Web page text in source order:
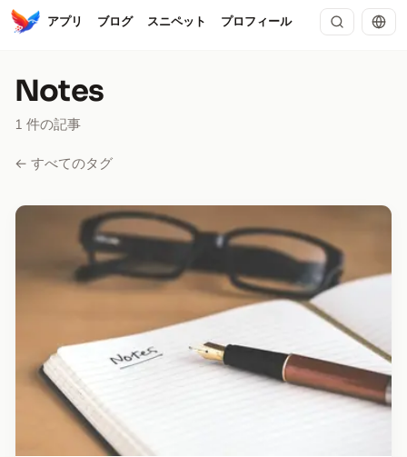
アプリ ブログ スニペット プロフィール
Notes
1 件の記事
← すべてのタグ